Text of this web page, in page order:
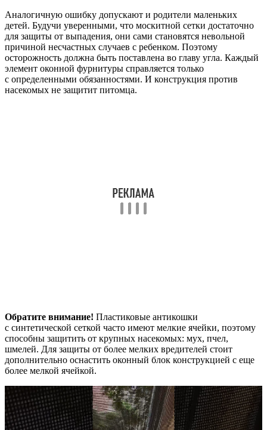
Аналогичную ошибку допускают и родители маленьких
детей. Будучи уверенными, что москитной сетки достаточно
для защиты от выпадения, они сами становятся невольной
причиной несчастных случаев с ребенком. Поэтому
осторожность должна быть поставлена во главу угла. Каждый
элемент оконной фурнитуры справляется только
с определенными обязанностями. И конструкция против
насекомых не защитит питомца.
Обратите внимание! Пластиковые антикошки
с синтетической сеткой часто имеют мелкие ячейки, поэтому
способны защитить от крупных насекомых: мух, пчел,
шмелей. Для защиты от более мелких вредителей стоит
дополнительно оснастить оконный блок конструкцией с еще
более мелкой ячейкой.